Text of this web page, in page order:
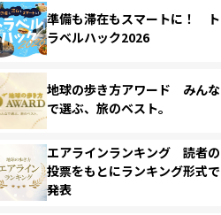
準備も滞在もスマートに！ ト
ラベルハック2026
地球の歩き方アワード みんな
で選ぶ、旅のベスト。
エアラインランキング 読者の
投票をもとにランキング形式で
発表